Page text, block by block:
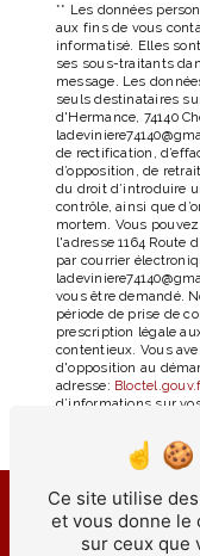
** Les données
aux fins de vous
informatisé. Elles
ses sous-traitants
message. Les
seuls destinataires
d'Hermance, 74140
de rectification,
d’opposition, de
du droit d’introduire
contrôle, ainsi que
mortem. Vous
l'adresse 1164 Route
par courrier
vous être demandé.
période de prise de
prescription légale
contentieux. Vous
d'opposition au
adresse:
d’informations sur
Ce site utilise
et vous donne le
sur ceux que